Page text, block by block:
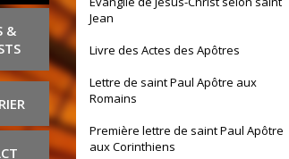
&
Jean
Livre des Actes des Apôtres
Lettre de saint Paul Apôtre aux
Romains
Première lettre de saint Paul Apôtre
aux Corinthiens